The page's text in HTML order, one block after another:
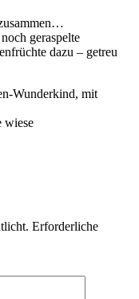
geraspelte
dazu – getreu
Wunderkind, mit
wiese
Erforderliche